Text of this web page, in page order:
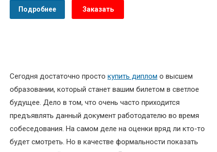
Подробнее Заказать
Сегодня достаточно просто купить диплом о высшем
образовании, который станет вашим билетом в светлое
будущее. Дело в том, что очень часто приходится
предъявлять данный документ работодателю во время
собеседования. На самом деле на оценки вряд ли кто-то
будет смотреть. Но в качестве формальности показать